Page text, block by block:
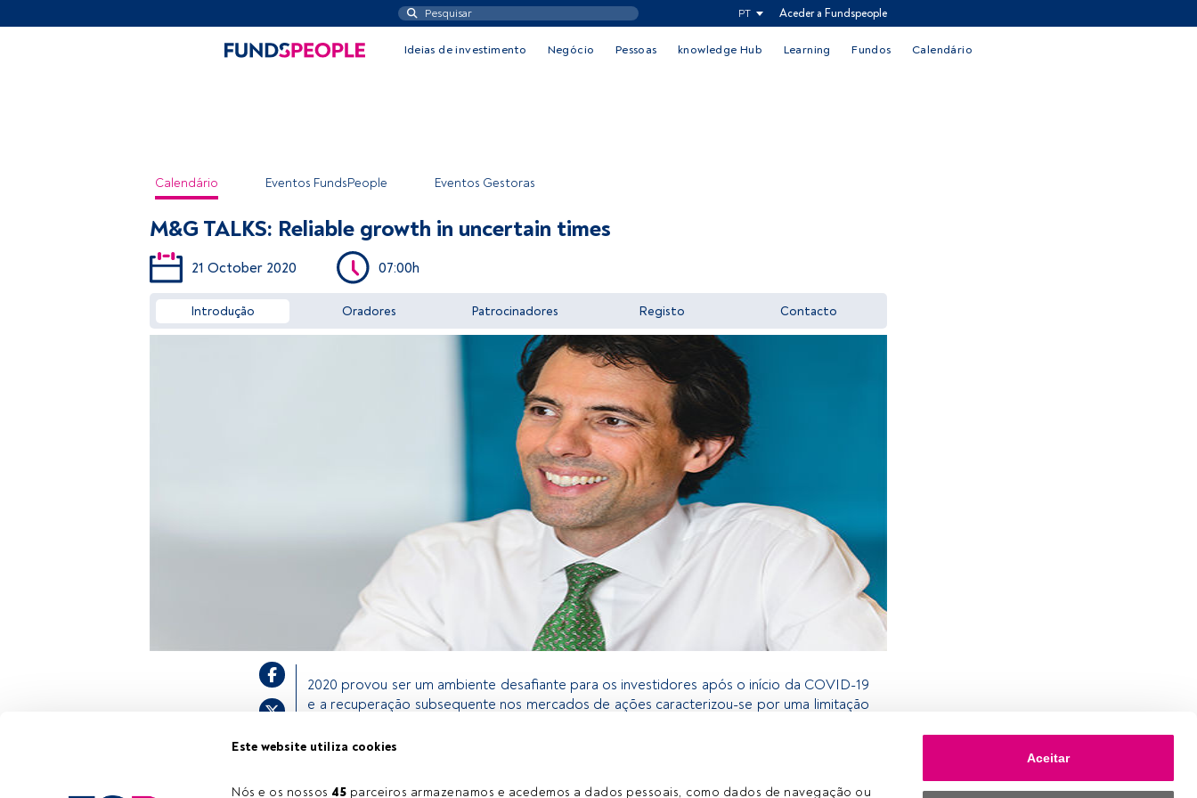
Este website utiliza cookies
Nós e os nossos 45 parceiros armazenamos e acedemos a dados pessoais, como dados de navegação ou
Aceitar
PT Aceder a Fundspeople
Ideias de investimento Negócio Pessoas knowledge Hub Learning Fundos Calendário
Calendário Eventos FundsPeople Eventos Gestoras
Aceder a FundsPeople
M&G TALKS: Reliable growth in uncertain times
21 October 2020 07:00h
Introdução Oradores Patrocinadores Registo Contacto
2020 provou ser um ambiente desafiante para os investidores após o início da COVID-19
e a recuperação subsequente nos mercados de ações caracterizou-se por uma limitação
oferecem atrativos claros contra esse pano de fundo: a classe de ativos continua a ser
M&G Investments procura oferecer aos clientes.